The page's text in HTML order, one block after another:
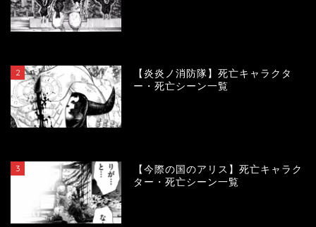
2
【炎炎ノ消防隊】死亡キャラクタ
ー・死亡シーン一覧
3
【今際の国のアリス】死亡キャラク
ター・死亡シーン一覧